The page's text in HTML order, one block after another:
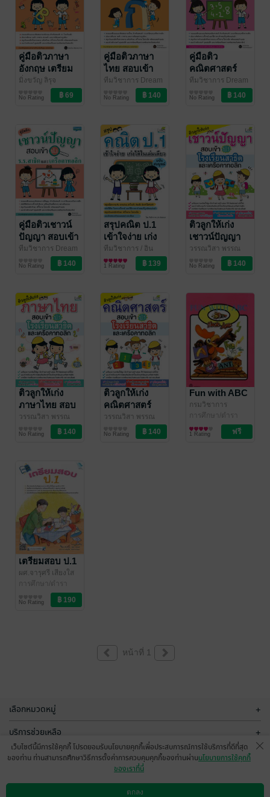
คู่มือติวภาษา
อังกฤษ เตรียม
สอบเข้า ป.1
โรงเรียนดังทั่ว
มิ่งขวัญ ลิรุจ
/ อินส์พัล
การศึกษา/ตำรา
เรียน
No Rating
คู่มือติวภาษา
ไทย สอบเข้า
ป.1 ร.ร.สาธิต
และเครือ
คาทอลิก
ทีมวิชาการ Dream
การศึกษา/ตำรา
เรียน
No Rating
คู่มือติว
คณิตศาสตร์
สอบเข้า ป.1
ร.ร.สาธิตและ
เครือคาทอลิก
ทีมวิชาการ Dream
& Passion/ อินส์พัล
การศึกษา/ตำรา
เรียน
No Rating
คู่มือติวเชาวน์
ปัญญา สอบเข้า
ป.1
โรงเรียนสาธิต
และเครือ
ทีมวิชาการ Dream
& Passion/ อินส์พัล
การศึกษา/ตำรา
เรียน
No Rating
สรุปคณิต ป.1
เข้าใจง่าย เก่ง
ได้ในเล่มเดียว
ฉบับสมบูรณ์
ทีมวิชาการ / อิน
ส์พัล
การศึกษา/ตำรา
เรียน
1 Rating
ติวลูกให้เก่ง
เชาวน์ปัญญา
สอบเข้า ป.1
โรงเรียนสาธิต
และเครือ
วรรณวิสา พรรณ
/ อินส์พัล
การศึกษา/ตำรา
เรียน
No Rating
ติวลูกให้เก่ง
ภาษาไทย สอบ
เข้า ป.1
โรงเรียนสาธิต
และเครือ
วรรณวิสา พรรณ
จันทร์แม้น/ อินส์พัล
การศึกษา/ตำรา
เรียน
No Rating
ติวลูกให้เก่ง
คณิตศาสตร์
สอบเข้า ป.1
โรงเรียนสาธิต
และเครือ
วรรณวิสา พรรณ
จันทร์แม้น/ อินส์พัล
การศึกษา/ตำรา
เรียน
No Rating
Fun with ABC
กรมวิชาการ
กระทรวงศึกษาธิการ
/ สำนักงานคณะ
กรรมการการศึกษา
การศึกษา/ตำรา
เรียน
1 Rating
เตรียมสอบ ป.1
ผศ.จารุศรี เสียงใส
และคณะ
/ MAC
Education
การศึกษา/ตำรา
No Rating
หน้าที่ 1
เลือกหมวดหมู่ +
บริการช่วยเหลือ +
เกี่ยวกับเรา
เว็บไซต์นี้มีการใช้คุกกี้ โปรดยอมรับนโยบายคุกกี้เพื่อประสบการณ์การใช้บริการที่ดีที่สุด
ของท่าน ท่านสามารถศึกษาวิธีการตั้งค่าการควบคุมคุกกี้ของท่านผ่านนโยบายการใช้คุกกี้
ของเราที่นี่
ตกลง